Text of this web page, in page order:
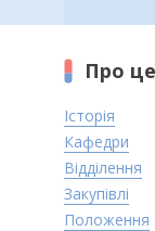
Про
Історія
Кафедри
Відділення
Закупівлі
Положення